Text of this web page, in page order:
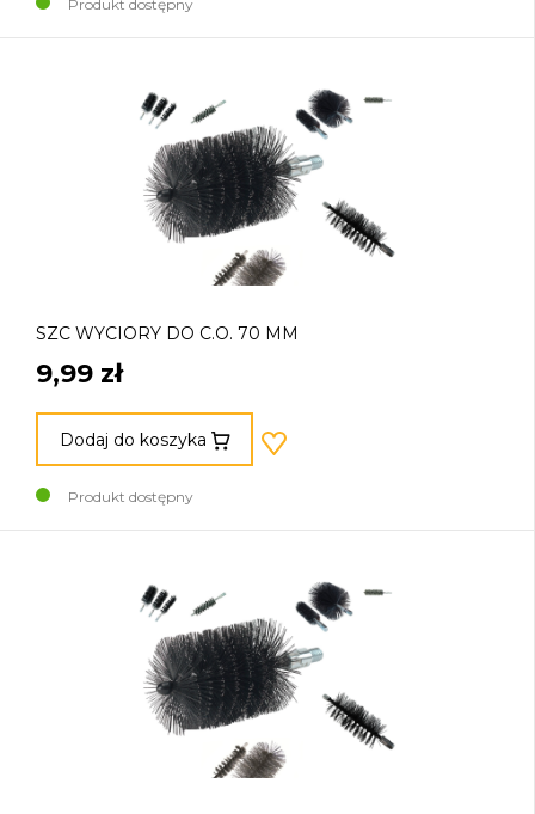
Produkt dostępny
SZC WYCIORY DO C.O. 70 MM
9,99 zł
Dodaj do koszyka
Produkt dostępny